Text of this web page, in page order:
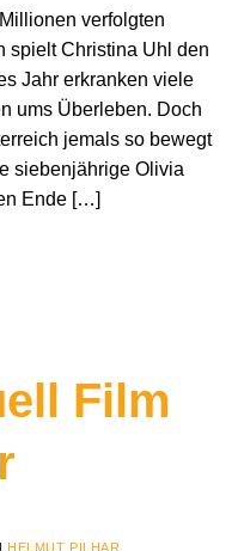
verfolgten
spielt Christina Uhl den
Jahr erkranken viele
ums Überleben. Doch
jemals so bewegt
siebenjährige Olivia
Ende […]
Film
HELMUT PILHAR